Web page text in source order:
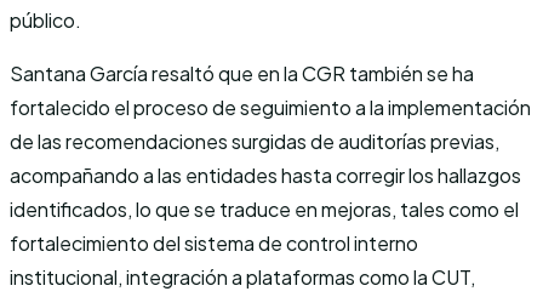
público.
Santana García resaltó que en la CGR también se ha
fortalecido el proceso de seguimiento a la implementación
de las recomendaciones surgidas de auditorías previas,
acompañando a las entidades hasta corregir los hallazgos
identificados, lo que se traduce en mejoras, tales como el
fortalecimiento del sistema de control interno
institucional, integración a plataformas como la CUT,